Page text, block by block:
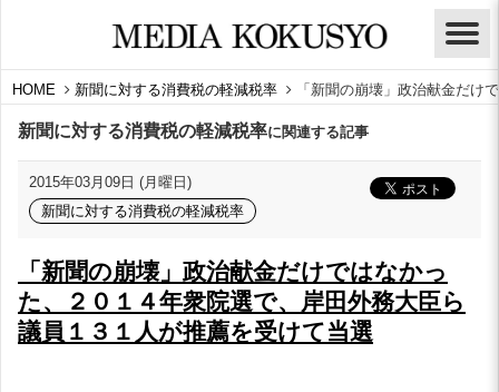
HOME 新聞に対する消費税の軽減税率 「新聞の崩壊」政治献金だけ
新聞に対する消費税の軽減税率に関連する記事
2015年03月09日 (月曜日)
新聞に対する消費税の軽減税率
「新聞の崩壊」政治献金だけではなかっ
た、２０１４年衆院選で、岸田外務大臣ら
議員１３１人が推薦を受けて当選